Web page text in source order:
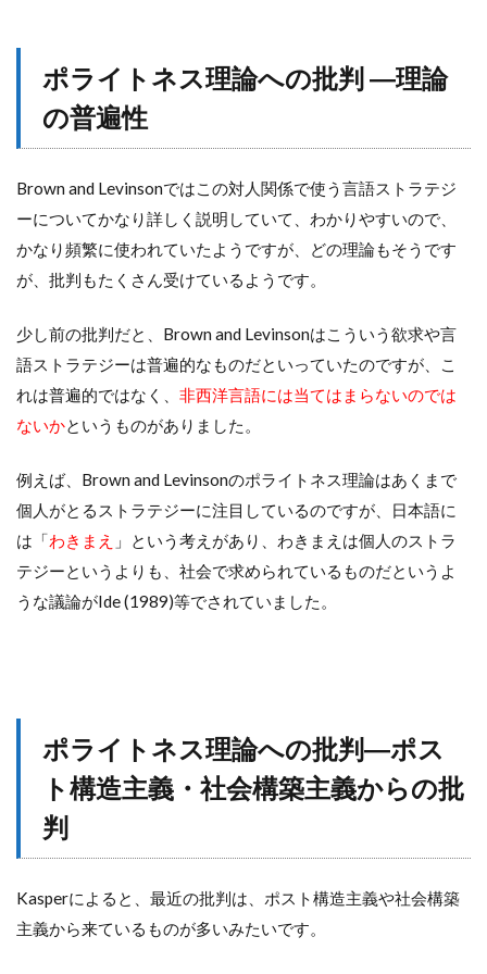
ポライトネス理論への批判 ―理論
の普遍性
Brown and Levinsonではこの対人関係で使う言語ストラテジ
ーについてかなり詳しく説明していて、わかりやすいので、
かなり頻繁に使われていたようですが、どの理論もそうです
が、批判もたくさん受けているようです。
少し前の批判だと、Brown and Levinsonはこういう欲求や言
語ストラテジーは普遍的なものだといっていたのですが、こ
れは普遍的ではなく、 非西洋言語には当てはまらないのでは
ないかというものがありました。
例えば、Brown and Levinsonのポライトネス理論はあくまで
個人がとるストラテジーに注目しているのですが、日本語に
は「わきまえ 」という考えがあり、わきまえは個人のストラ
テジーというよりも、社会で求められているものだというよ
うな議論がIde (1989)等でされていました。
ポライトネス理論への批判―ポス
ト構造主義・社会構築主義からの批
判
Kasperによると、最近の批判は、ポスト構造主義や社会構築
主義から来ているものが多いみたいです。